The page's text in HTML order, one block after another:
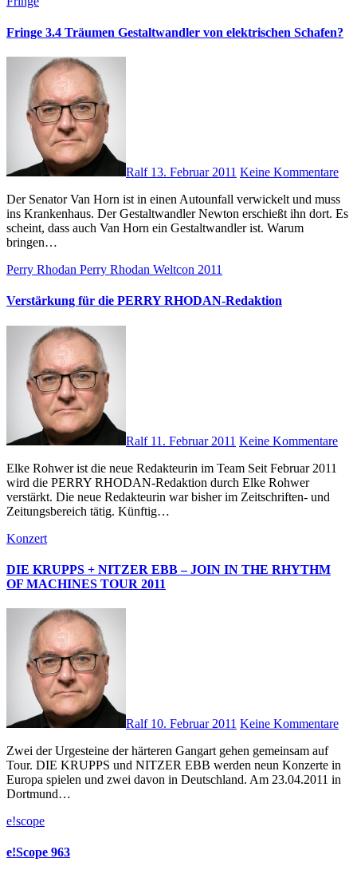
Fringe 3.4 Träumen Gestaltwandler von elektrischen Schafen?
Ralf 13. Februar 2011 Keine Kommentare
Der Senator Van Horn ist in einen Autounfall verwickelt und muss
ins Krankenhaus. Der Gestaltwandler Newton erschießt ihn dort. Es
scheint, dass auch Van Horn ein Gestaltwandler ist. Warum
bringen…
Perry Rhodan Perry Rhodan Weltcon 2011
Verstärkung für die PERRY RHODAN-Redaktion
Ralf 11. Februar 2011 Keine Kommentare
Elke Rohwer ist die neue Redakteurin im Team Seit Februar 2011
wird die PERRY RHODAN-Redaktion durch Elke Rohwer
verstärkt. Die neue Redakteurin war bisher im Zeitschriften- und
Zeitungsbereich tätig. Künftig…
Konzert
DIE KRUPPS + NITZER EBB – JOIN IN THE RHYTHM
OF MACHINES TOUR 2011
Ralf 10. Februar 2011 Keine Kommentare
Zwei der Urgesteine der härteren Gangart gehen gemeinsam auf
Tour. DIE KRUPPS und NITZER EBB werden neun Konzerte in
Europa spielen und zwei davon in Deutschland. Am 23.04.2011 in
Dortmund…
e!scope
e!Scope 963